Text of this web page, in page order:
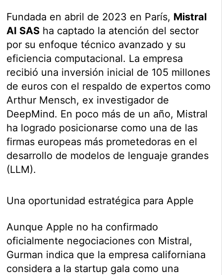
Fundada en abril de 2023 en París, Mistral
AI SAS ha captado la atención del sector
por su enfoque técnico avanzado y su
eficiencia computacional. La empresa
recibió una inversión inicial de 105 millones
de euros con el respaldo de expertos como
Arthur Mensch, ex investigador de
DeepMind. En poco más de un año, Mistral
ha logrado posicionarse como una de las
firmas europeas más prometedoras en el
desarrollo de modelos de lenguaje grandes
(LLM).
Una oportunidad estratégica para Apple
Aunque Apple no ha confirmado
oficialmente negociaciones con Mistral,
Gurman indica que la empresa californiana
considera a la startup gala como una